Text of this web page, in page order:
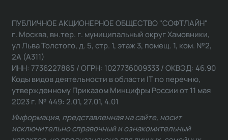
ПУБЛИЧНОЕ АКЦИОНЕРНОЕ ОБЩЕСТВО "СОФТЛАЙН"
г. Москва, вн.тер. г. муниципальный округ Хамовники,
ул Льва Толстого, д. 5, стр. 1, этаж 3, помещ. 1, ком. №2,
2А (А311)
ИНН: 7736227885 / ОГРН: 1027736009333 / ОКВЭД: 46.90
Коды видов деятельности в области IT по перечню,
утвержденному Приказом Минцифры России от 11 мая
2023 г. № 449: 2.01, 27.01, 4.01
Информация, представленная на сайте, носит
исключительно справочный и ознакомительный